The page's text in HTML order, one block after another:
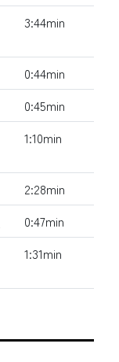
3:44min
0:44min
0:45min
1:10min
2:28min
0:47min
1:31min